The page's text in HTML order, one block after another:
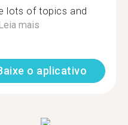
lots of topics and
mais
o aplicativo